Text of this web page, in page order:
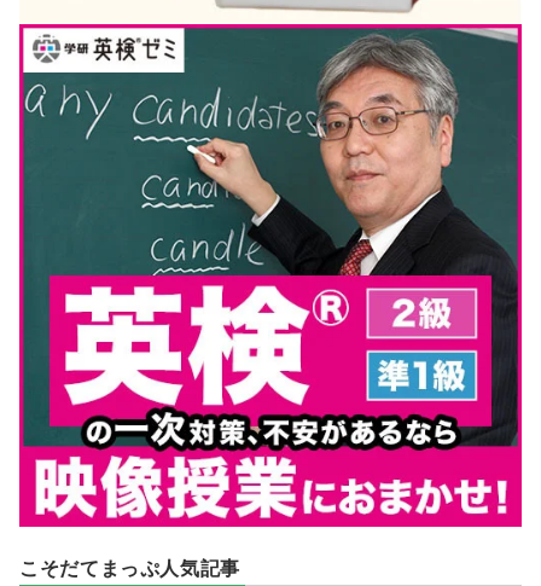
こそだてまっぷ人気記事